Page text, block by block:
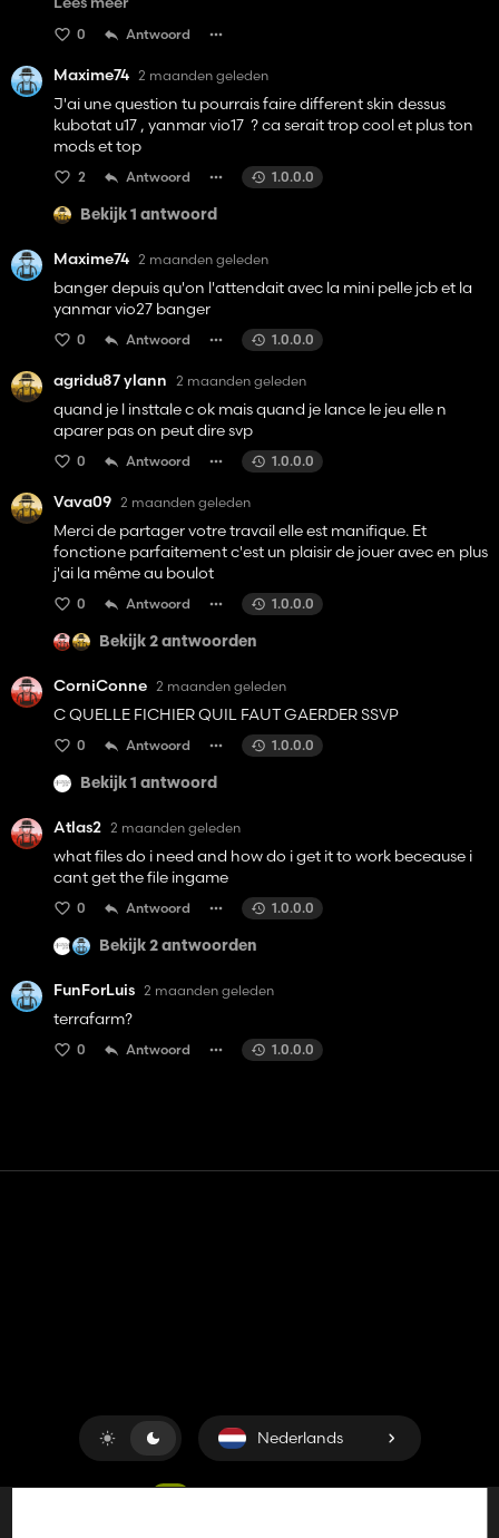
to make the same one but as a Yanmar ViO17 or a Kubota
Thanks.
0 Antwoord
Maxime74 2 maanden geleden
J'ai une question tu pourrais faire different skin dessus
kubotat u17 , yanmar vio17 ? ca serait trop cool et plus ton
mods et top
2 Antwoord 1.0.0.0
Bekijk 1 antwoord
Maxime74 2 maanden geleden
banger depuis qu'on l'attendait avec la mini pelle jcb et la
yanmar vio27 banger
0 Antwoord 1.0.0.0
agridu87 ylann 2 maanden geleden
quand je l insttale c ok mais quand je lance le jeu elle n
aparer pas on peut dire svp
0 Antwoord 1.0.0.0
Vava09 2 maanden geleden
Merci de partager votre travail elle est manifique. Et
fonctione parfaitement c'est un plaisir de jouer avec en plus
j'ai la même au boulot
0 Antwoord 1.0.0.0
Bekijk 2 antwoorden
CorniConne 2 maanden geleden
C QUELLE FICHIER QUIL FAUT GAERDER SSVP
0 Antwoord 1.0.0.0
Bekijk 1 antwoord
Atlas2 2 maanden geleden
what files do i need and how do i get it to work beceause i
cant get the file ingame
0 Antwoord 1.0.0.0
Bekijk 2 antwoorden
FunForLuis 2 maanden geleden
terrafarm?
0 Antwoord 1.0.0.0
Nederlands